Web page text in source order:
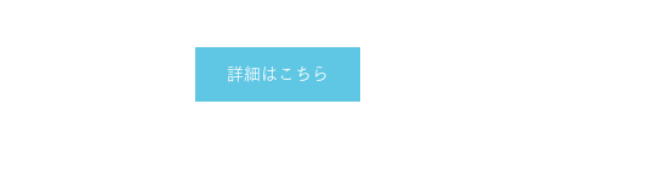
詳細はこちら